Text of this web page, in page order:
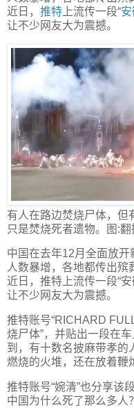
近日， 推特 上流传一段“
让不少网友大为震撼。
有人在路边焚烧尸体，但
只是焚烧死者遗物。图:
中国在去年12月全面放
人数暴增，各地都传出殡
近日，推特上流传一段“
让不少网友大为震撼。
推特账号“RICHARD
烧尸体”，并贴出一段在
到，有十数名披麻带孝的
燃烧的火堆，还在放着鞭
推特账号“婉清”也分享该
中国为什么死了那么多人